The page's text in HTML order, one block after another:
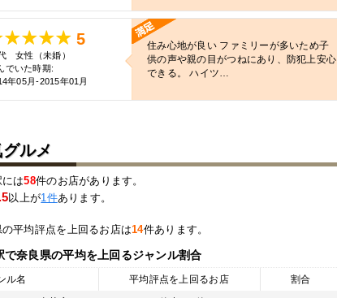
5
女性（未婚）
でいた時期:
年05月-2015年01月
住み心地が良い ファミリーが多いため子
供の声や親の目がつねにあり、防犯上安心
できる。 ハイツ…
グルメ
には58件のお店があります。
以上が1件あります。
平均評点を上回るお店は14件あります。
で奈良県の平均を上回るジャンル割合
ル名 平均評点を上回るお店 割合